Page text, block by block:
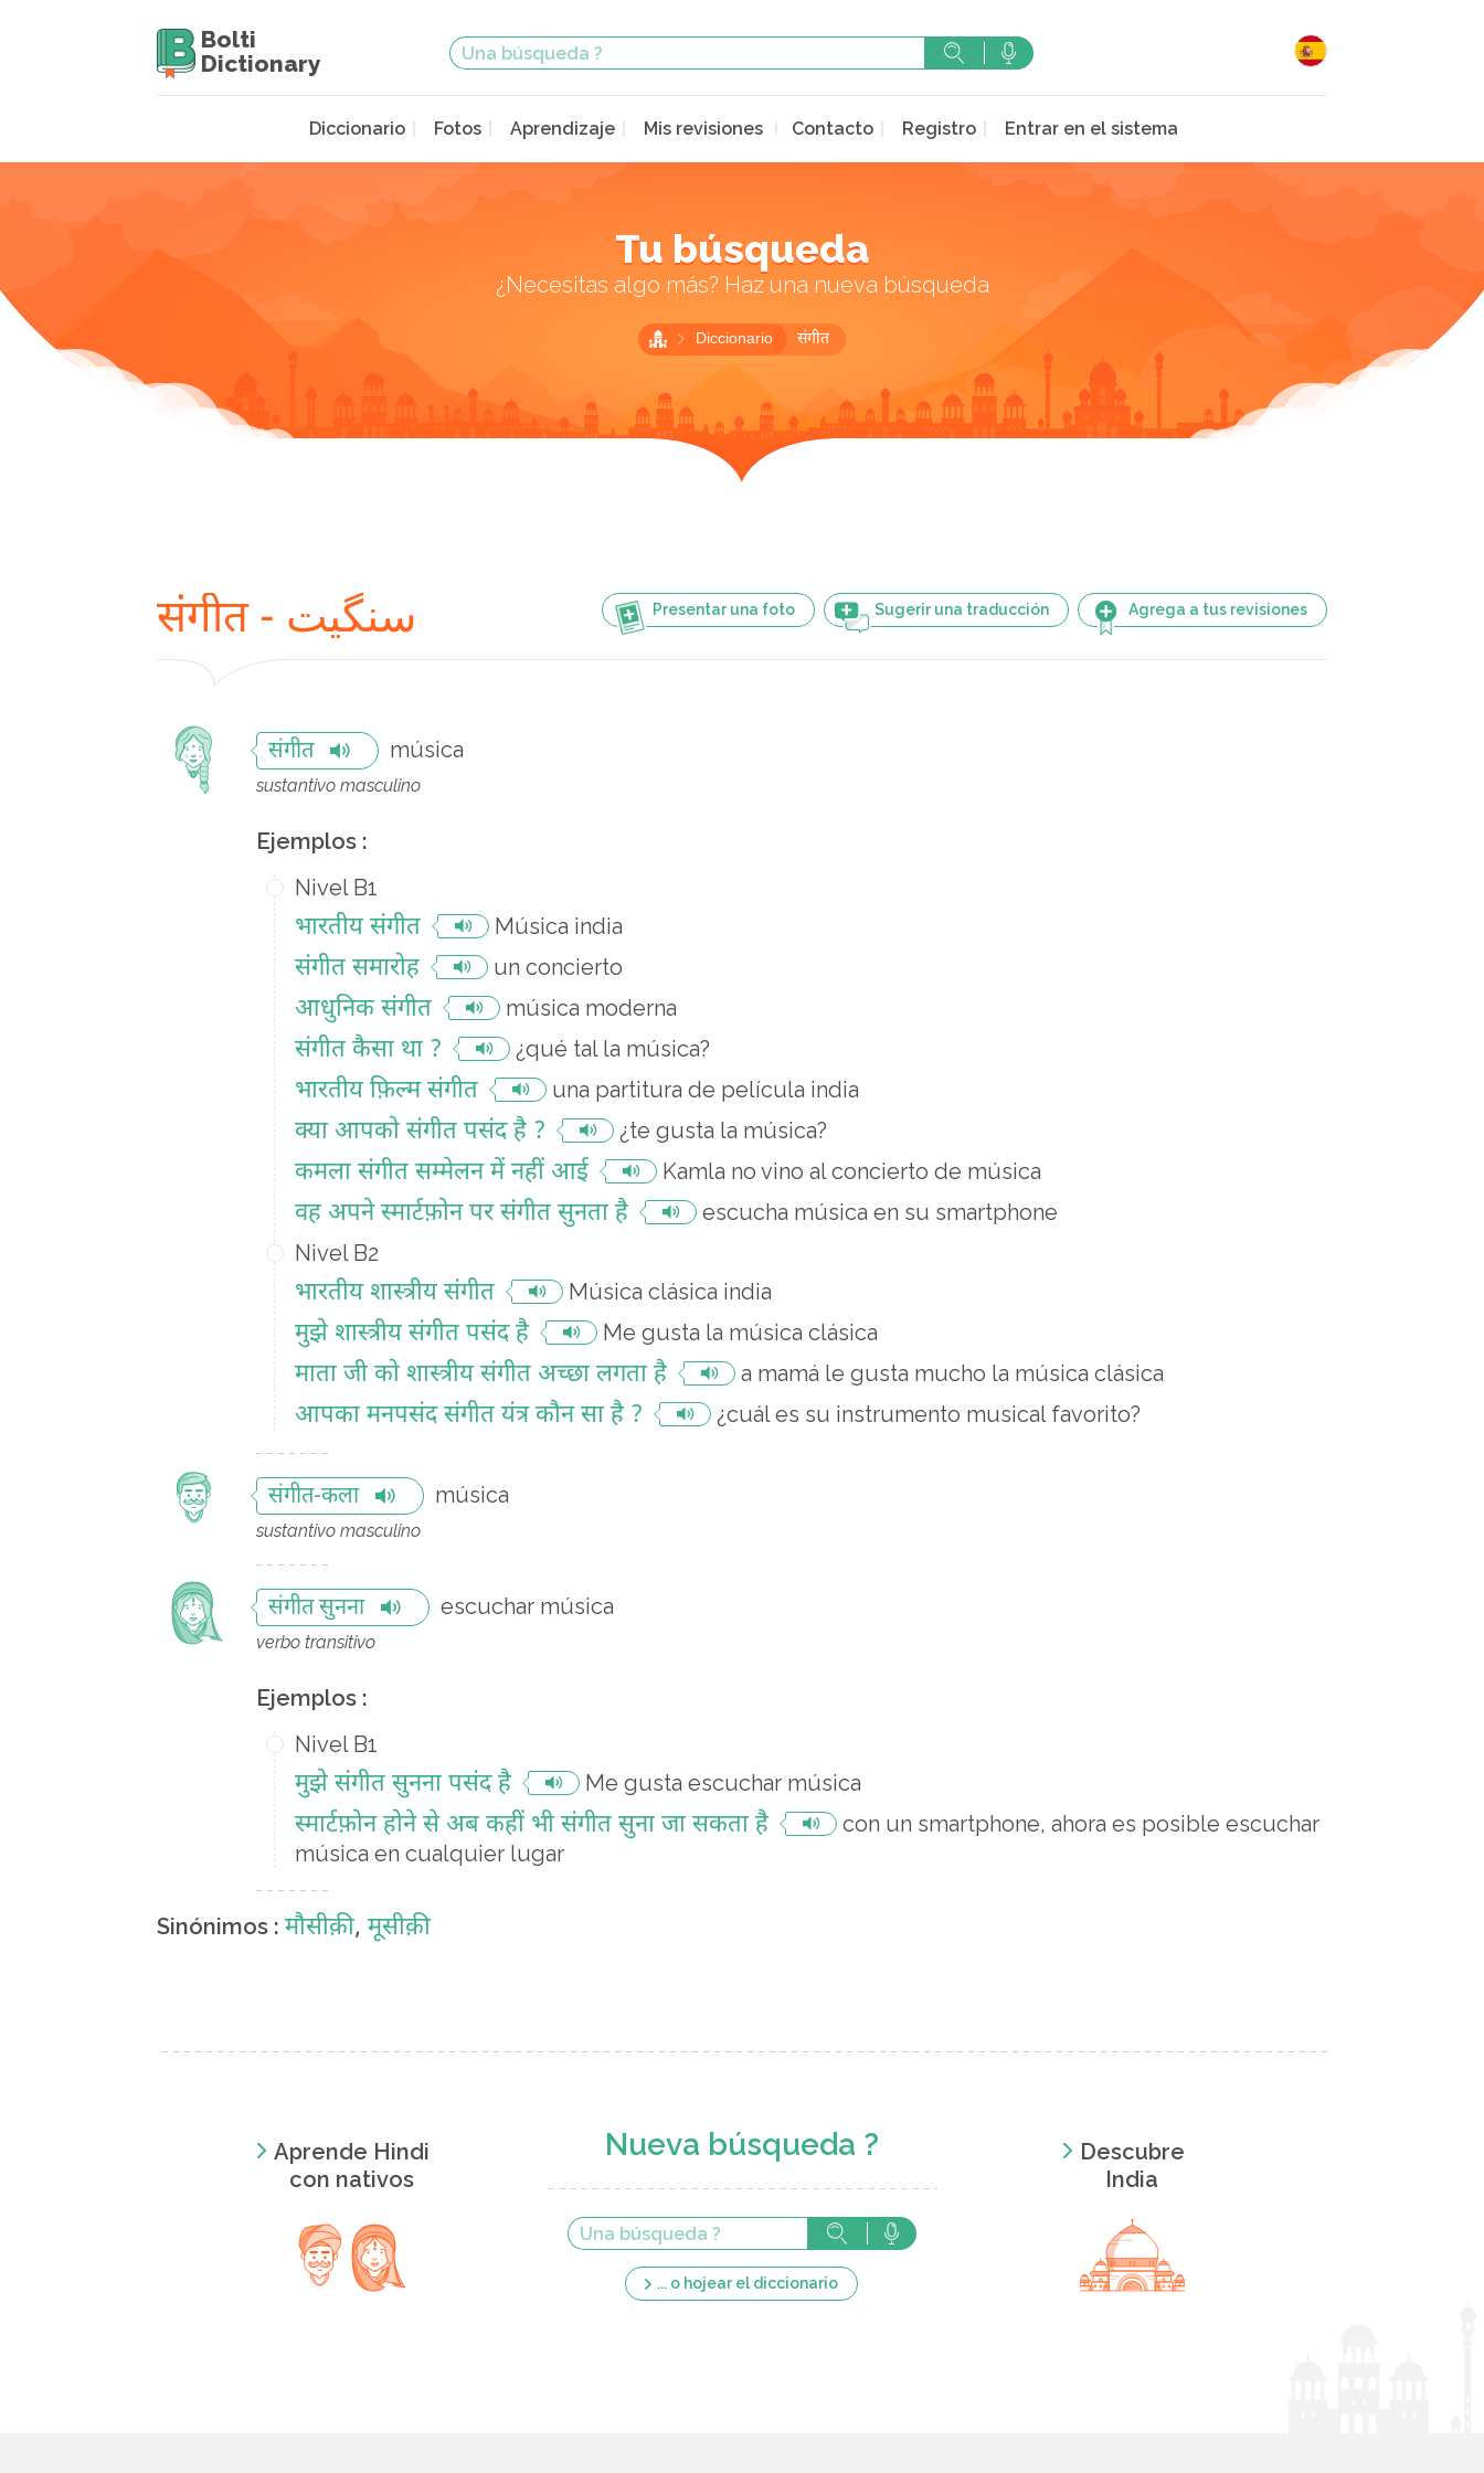
Bolti
Dictionary
Diccionario Fotos Aprendizaje Mis revisiones Contacto Registro Entrar en el sistema
Tu búsqueda
¿Necesitas algo más? Haz una nueva búsqueda
Diccionario संगीत
Presentar una foto Sugerir una traducción Agrega a tus revisiones संगीत - سنگیت
संगीत música
sustantivo masculino
Ejemplos :
Nivel B1
भारतीय संगीत Música india
संगीत समारोह un concierto
आधुनिक संगीत música moderna
संगीत कैसा था ? ¿qué tal la música?
भारतीय फ़िल्म संगीत una partitura de película india
क्या आपको संगीत पसंद है ? ¿te gusta la música?
कमला संगीत सम्मेलन में नहीं आई Kamla no vino al concierto de música
वह अपने स्मार्टफ़ोन पर संगीत सुनता है
escucha música en su smartphone
Nivel B2
भारतीय शास्त्रीय संगीत Música clásica india
मुझे शास्त्रीय संगीत पसंद है Me gusta la música clásica
माता जी को शास्त्रीय संगीत अच्छा लगता है a mamá le gusta mucho la música clásica
आपका मनपसंद संगीत यंत्र कौन सा है ? ¿cuál es su instrumento musical favorito?
संगीत-कला música
sustantivo masculino
संगीत सुनना escuchar música
verbo transitivo
Ejemplos :
Nivel B1
मुझे संगीत सुनना पसंद है Me gusta escuchar música
स्मार्टफ़ोन होने से अब कहीं भी संगीत सुना जा सकता है
con un smartphone, ahora es posible escuchar
música en cualquier lugar
Sinónimos : मौसीक़ी, मूसीक़ी
Aprende Hindi
con nativos
Nueva búsqueda ?
... o hojear el diccionario
Descubre
India